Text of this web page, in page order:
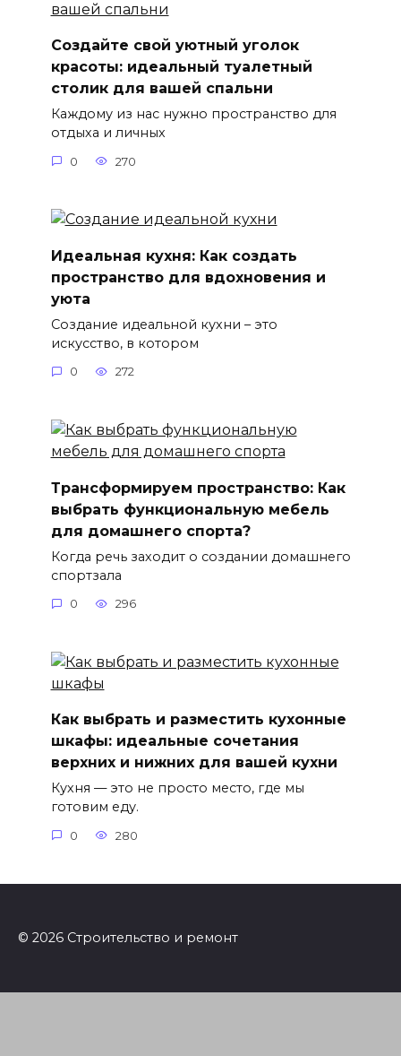
Создайте свой уютный уголок
красоты: идеальный туалетный
столик для вашей спальни
Каждому из нас нужно пространство для
отдыха и личных
0 270
Идеальная кухня: Как создать
пространство для вдохновения и
уюта
Создание идеальной кухни – это
искусство, в котором
0 272
Трансформируем пространство: Как
выбрать функциональную мебель
для домашнего спорта?
Когда речь заходит о создании домашнего
спортзала
0 296
Как выбрать и разместить кухонные
шкафы: идеальные сочетания
верхних и нижних для вашей кухни
Кухня — это не просто место, где мы
готовим еду.
0 280
© 2026 Строительство и ремонт